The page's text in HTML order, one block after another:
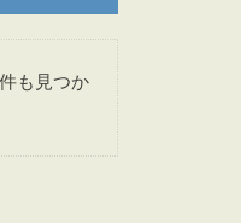
も見つか